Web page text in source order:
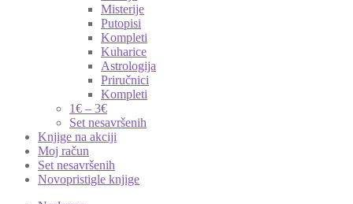
Misterije
Putopisi
Kompleti
Kuharice
Astrologija
Priručnici
Kompleti
1€ – 3€
Set nesavršenih
Knjige na akciji
Moj račun
Set nesavršenih
Novopristigle knjige